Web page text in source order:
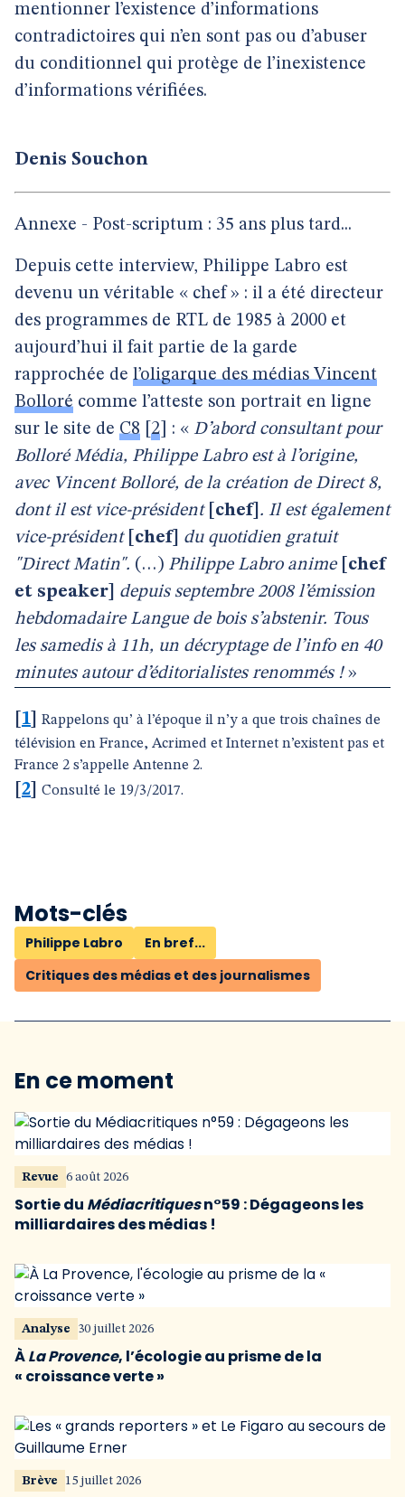
mentionner l’existence d’informations
contradictoires qui n’en sont pas ou d’abuser
du conditionnel qui protège de l’inexistence
d’informations vérifiées.
Denis Souchon
Annexe - Post-scriptum : 35 ans plus tard...
Depuis cette interview, Philippe Labro est
devenu un véritable « chef » : il a été directeur
des programmes de RTL de 1985 à 2000 et
aujourd’hui il fait partie de la garde
rapprochée de l’oligarque des médias Vincent
Bolloré comme l’atteste son portrait en ligne
sur le site de C8 2 : « D’abord consultant pour
Bolloré Média, Philippe Labro est à l’origine,
avec Vincent Bolloré, de la création de Direct 8,
dont il est vice-président [chef] . Il est également
vice-président [chef] du quotidien gratuit
"Direct Matin". (…) Philippe Labro anime
[chef
et speaker]
depuis septembre 2008 l’émission
hebdomadaire Langue de bois s’abstenir. Tous
les samedis à 11h, un décryptage de l’info en 40
minutes autour d’éditorialistes renommés !»
1
Rappelons qu’ à l’époque il n’y a que trois chaînes de
télévision en France, Acrimed et Internet n’existent pas et
France 2 s’appelle Antenne 2.
2 Consulté le 19/3/2017.
Mots-clés
Philippe Labro
En bref...
Critiques des médias et des journalismes
En ce moment
Revue 6 août 2026
Sortie du Médiacritiquesn°59 : Dégageons les
milliardaires des médias !
Analyse 30 juillet 2026
ÀLa Provence, l’écologie au prisme de la
« croissance verte »
Brève 15 juillet 2026